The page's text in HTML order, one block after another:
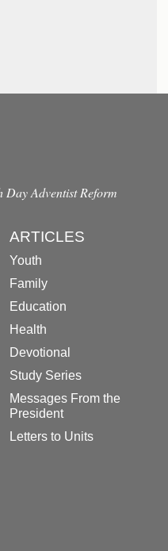
Day Adventist Reform
ARTICLES
Youth
Family
Education
Health
Devotional
Study Series
Messages From the
President
Letters to Units